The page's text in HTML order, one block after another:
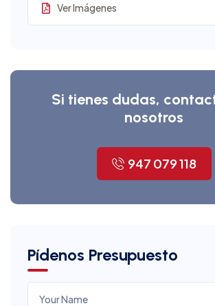
Ver Imágenes
Si tienes dudas,
nosotros
947 079 118
Pídenos Presupuesto